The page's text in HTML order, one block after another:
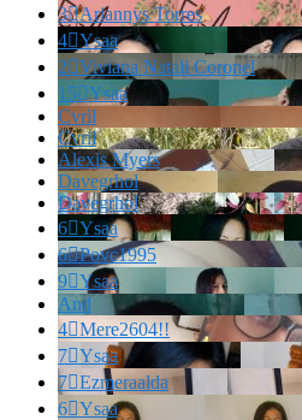
3Ariannys Torres
4Ysaa
2Viviana Natali Coronel
15Ysaa
Cvril
Cvril
Alexis Myers
Davegrhol
Davegrhol
6Ysaa
6Povc1995
9Ysaa
And
4Mere2604!!
7Ysaa
7Ezmeraalda
6Ysaa